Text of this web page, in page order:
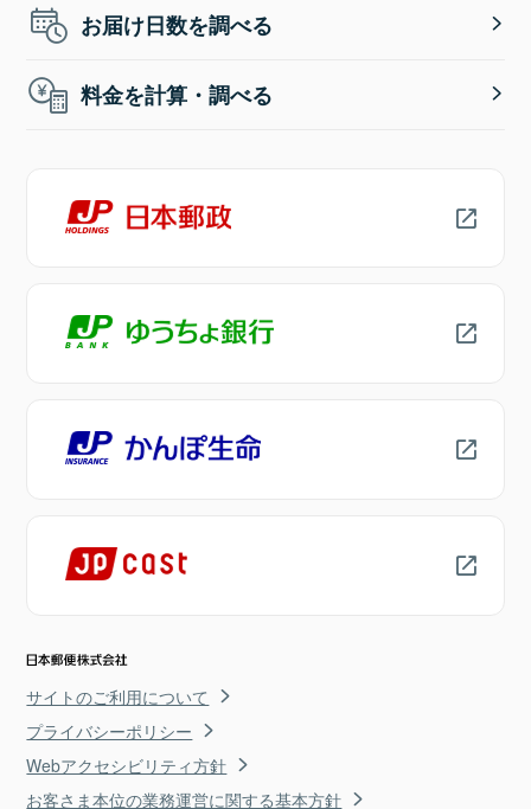
お届け日数を調べる
料金を計算・調べる
サイトのご利用について
プライバシーポリシー
Webアクセシビリティ方針
お客さま本位の業務運営に関する基本方針